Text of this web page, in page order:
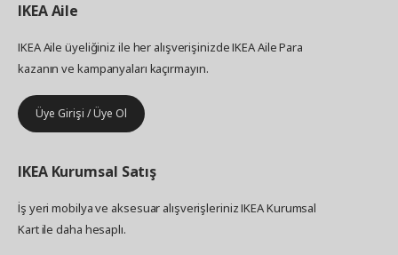
IKEAAile
IKEA Aile üyeliğiniz ile her alışverişinizde IKEA Aile Para
kazanın ve kampanyaları kaçırmayın.
Üye Girişi / Üye Ol
IKEA Kurumsal Satış
İş yeri mobilya ve aksesuar alışverişleriniz IKEA Kurumsal
Kart ile daha hesaplı.